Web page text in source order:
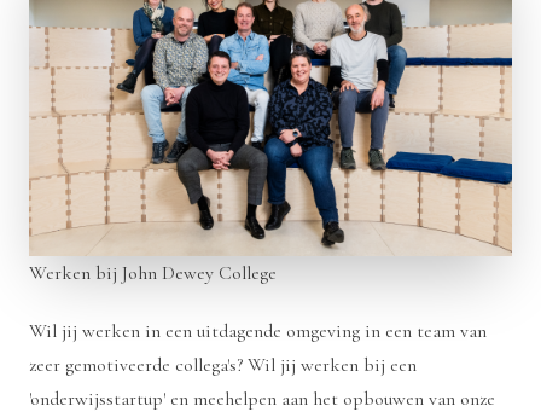
Werken bij John Dewey College
Wil jij werken in een uitdagende omgeving in een team van
zeer gemotiveerde collega's? Wil jij werken bij een
'onderwijsstartup' en meehelpen aan het opbouwen van onze